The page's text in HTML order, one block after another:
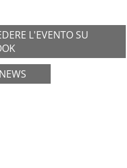
L'EVENTO SU